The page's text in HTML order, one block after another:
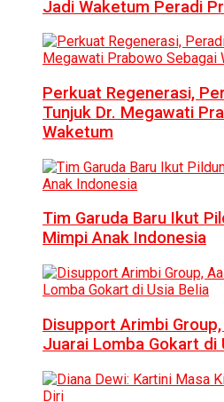
Jadi Waketum Peradi
Perkuat Regenerasi,
Tunjuk Dr. Megawati
Waketum
Tim Garuda Baru Ikut
Mimpi Anak Indonesia
Disupport Arimbi
Juarai Lomba Gokart di